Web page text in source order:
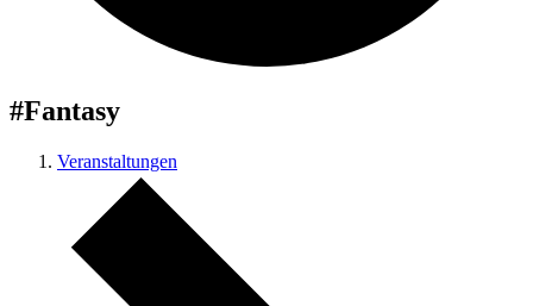
#Fantasy
Veranstaltungen